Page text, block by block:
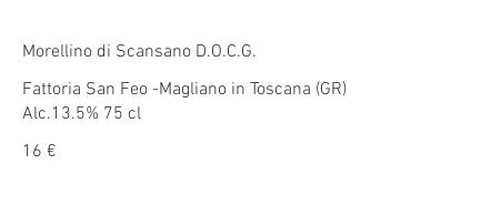
Morellino di Scansano D.O.C.G.
Fattoria San Feo -Magliano in Toscana (GR)
Alc.13.5% 75 cl
16 €